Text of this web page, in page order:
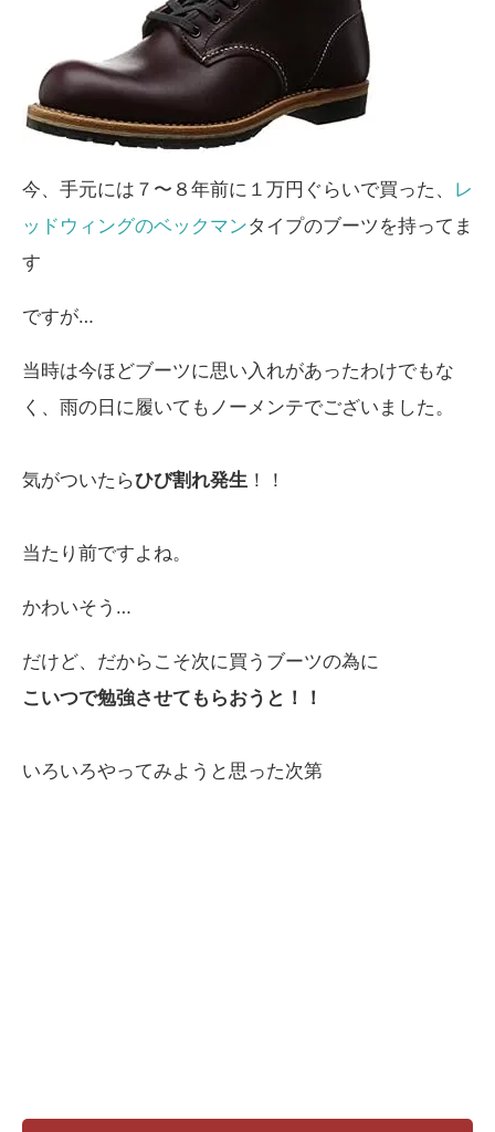
今、手元には７〜８年前に１万円ぐらいで買った、 レ
ッドウィングのベックマンタイプのブーツを持ってま
す
ですが…
当時は今ほどブーツに思い入れがあったわけでもな
く、雨の日に履いてもノーメンテでございました。
気がついたらひび割れ発生 ！！
当たり前ですよね。
かわいそう…
だけど、だからこそ次に買うブーツの為に
こいつで勉強させてもらおうと！！
いろいろやってみようと思った次第